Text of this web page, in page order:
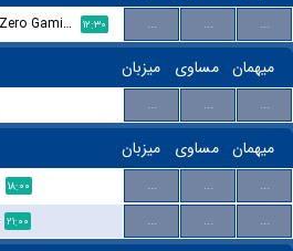
Ground Zero Gaming ۱۲:۳۰ ... ...
...
میزبان مساوی میهمان
... ...
...
میزبان مساوی میهمان
۱۸:۰۰ ... ...
...
۲۱:۰۰ ... ...
...